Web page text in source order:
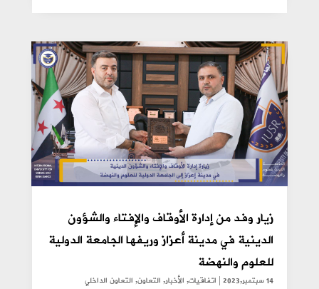
زيار وفد من إدارة الأوقاف والإفتاء والشؤون
الدينية في مدينة أعزاز وريفها الجامعة الدولية
للعلوم والنهضة
14 سبتمبر,2023 | اتفاقيات,الأخبار,التعاون,التعاون الداخلي